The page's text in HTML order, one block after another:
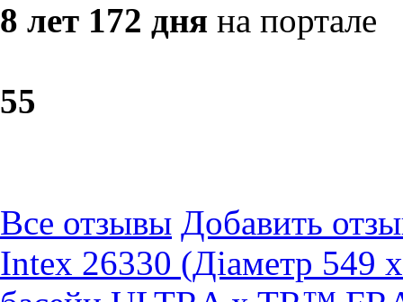
8 лет 172 дня на портале
55
Все отзывы Добавить
Intex 26330 (Діаметр 549